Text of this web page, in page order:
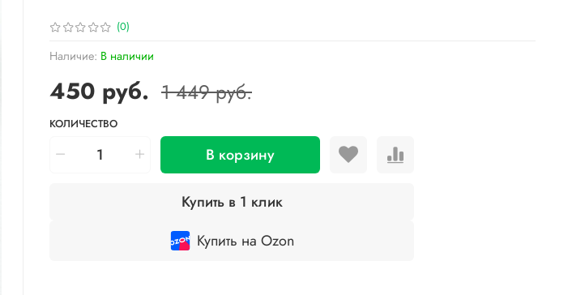
(0)
Наличие: В наличии
450 руб. 1 449 руб.
КОЛИЧЕСТВО
В корзину
Купить в 1 клик
Купить на Ozon